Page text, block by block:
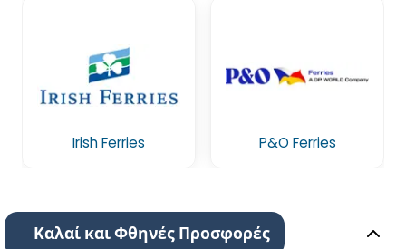
Irish Ferries P&O Ferries
Καλαί και Φθηνές Προσφορές